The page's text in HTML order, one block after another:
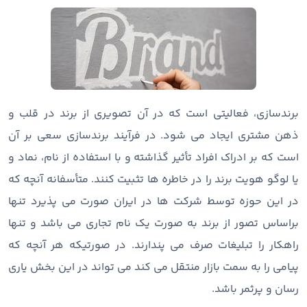
برندسازی، فعالیتی است که در آن تصویری از برند در قلب و
ذهن مشتری ایجاد می شود. در فرآیند برندسازی سعی بر آن
است که بر ادراک افراد تأثیر گذاشته و با استفاده از نام، نماد و
یا لوگو هویت برند را در خاطره ها تثبیت کنند. متأسفانه آنچه که
در این حوزه توسط شرکت ها در ایران صورت می پذیرد تنها
براساس تصور از برند به صورت یک نام تجاری می باشد و تنها
راهکار را تبلیغات صرف می پندارند. در صورتیکه هر آنچه که
پیامی را به سمت بازار منتقل می کند می تواند در این بخش یاری
رسان و پرثمر باشد.